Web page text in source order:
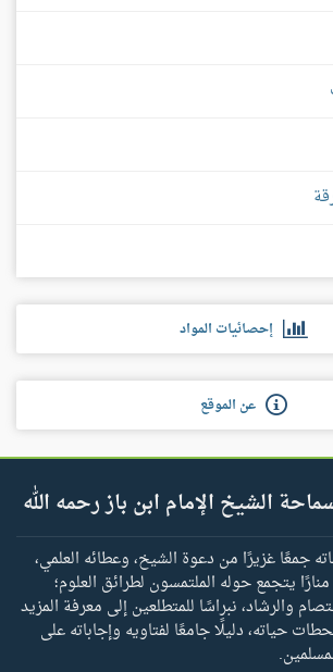
إحصائيات المواد
عن الموقع
الشيخ الإمام ابن باز رحمه الله
جمعًا غزيرًا من دعوة الشيخ، وعطائه العلمي،
يتجمع حوله الملتمسون لطرائق العلوم؛
والرشاد، نبراسًا للمتطلعين إلى معرفة المزيد
حياته، دليلًا جامعًا لفتاويه وإجاباته على